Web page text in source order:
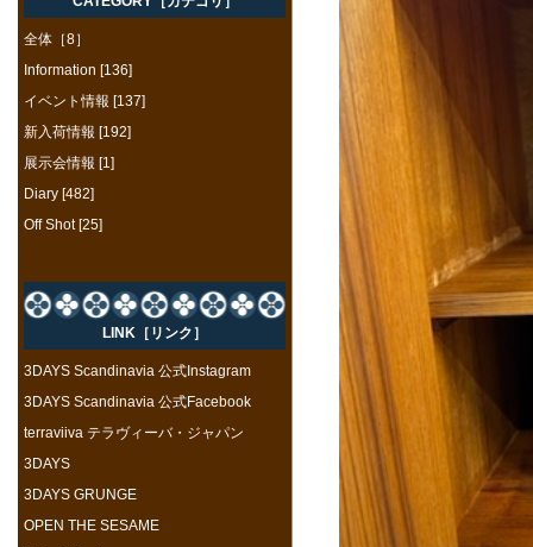
全体［8］
Information [136]
イベント情報 [137]
新入荷情報 [192]
展示会情報 [1]
Diary [482]
Off Shot [25]
LINK［リンク］
3DAYS Scandinavia 公式Instagram
3DAYS Scandinavia 公式Facebook
terraviiva テラヴィーバ・ジャパン
3DAYS
3DAYS GRUNGE
OPEN THE SESAME